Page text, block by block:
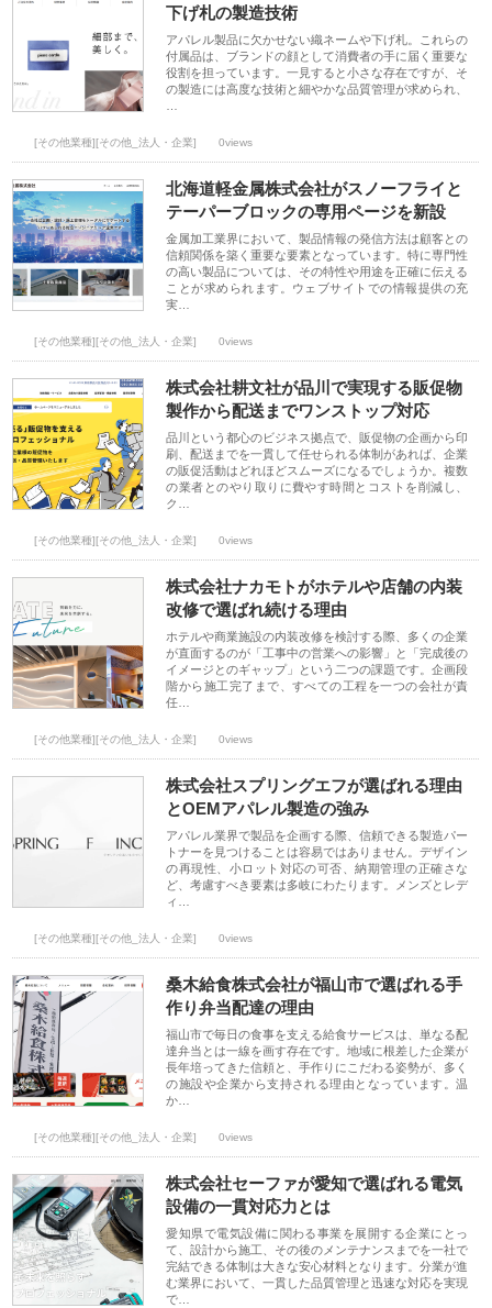
下げ札の製造技術
アパレル製品に欠かせない織ネームや下げ札。これらの
付属品は、ブランドの顔として消費者の手に届く重要な
役割を担っています。一見すると小さな存在ですが、そ
の製造には高度な技術と細やかな品質管理が求められ、
[その他業種][その他_法人・企業] 0views
北海道軽金属株式会社がスノーフライと
テーパーブロックの専用ページを新設
金属加工業界において、製品情報の発信方法は顧客との
信頼関係を築く重要な要素となっています。特に専門性
の高い製品については、その特性や用途を正確に伝える
ことが求められます。ウェブサイトでの情報提供の充
実…
[その他業種][その他_法人・企業] 0views
株式会社耕文社が品川で実現する販促物
製作から配送までワンストップ対応
品川という都心のビジネス拠点で、販促物の企画から印
刷、配送までを一貫して任せられる体制があれば、企業
の販促活動はどれほどスムーズになるでしょうか。複数
の業者とのやり取りに費やす時間とコストを削減し、
ク…
[その他業種][その他_法人・企業] 0views
株式会社ナカモトがホテルや店舗の内装
改修で選ばれ続ける理由
ホテルや商業施設の内装改修を検討する際、多くの企業
が直面するのが「工事中の営業への影響」と「完成後の
イメージとのギャップ」という二つの課題です。企画段
階から施工完了まで、すべての工程を一つの会社が責
任…
[その他業種][その他_法人・企業] 0views
株式会社スプリングエフが選ばれる理由
とOEMアパレル製造の強み
アパレル業界で製品を企画する際、信頼できる製造パー
トナーを見つけることは容易ではありません。デザイン
の再現性、小ロット対応の可否、納期管理の正確さな
ど、考慮すべき要素は多岐にわたります。メンズとレデ
ィ…
[その他業種][その他_法人・企業] 0views
桑木給食株式会社が福山市で選ばれる手
作り弁当配達の理由
福山市で毎日の食事を支える給食サービスは、単なる配
達弁当とは一線を画す存在です。地域に根差した企業が
長年培ってきた信頼と、手作りにこだわる姿勢が、多く
の施設や企業から支持される理由となっています。温
か…
[その他業種][その他_法人・企業] 0views
株式会社セーファが愛知で選ばれる電気
設備の一貫対応力とは
愛知県で電気設備に関わる事業を展開する企業にとっ
て、設計から施工、その後のメンテナンスまでを一社で
完結できる体制は大きな安心材料となります。分業が進
む業界において、一貫した品質管理と迅速な対応を実現
で…